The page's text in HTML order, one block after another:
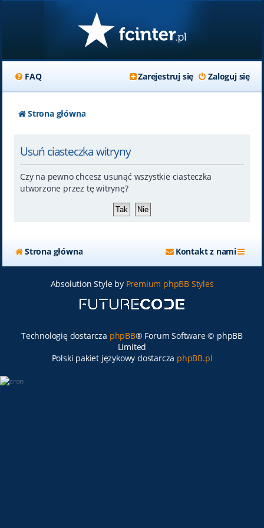
FAQ Zaloguj się
Zarejestruj się
Strona główna
Usuń ciasteczka witryny
Czy na pewno chcesz usunąć wszystkie ciasteczka
utworzone przez tę witrynę?
Strona główna Kontakt z nami
Absolution Style by Premium phpBB Styles
Technologię dostarcza phpBB® Forum Software © phpBB
Limited
Polski pakiet językowy dostarcza phpBB.pl